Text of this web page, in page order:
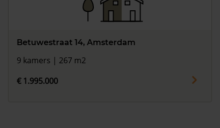
Betuwestraat 14, Amsterdam
9 kamers | 267 m2
€ 1.995.000